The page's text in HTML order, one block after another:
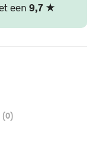
een 9,7 ★
(0)